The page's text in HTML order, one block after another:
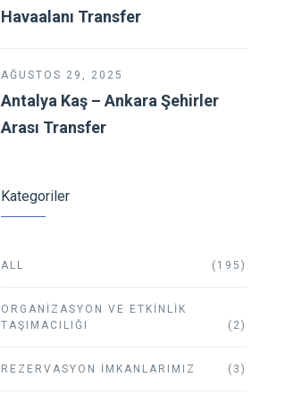
Havaalanı Transfer
AĞUSTOS 29, 2025
Antalya Kaş – Ankara Şehirler
Arası Transfer
Kategoriler
ALL (195)
ORGANIZASYON VE ETKINLIK
TAŞIMACILIĞI
(2)
REZERVASYON İMKANLARIMIZ (3)